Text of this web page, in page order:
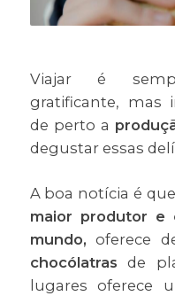
Viajar é
gratificante, mas
de perto a
degustar essas
A boa notícia é
maior produtor e
mundo, oferece
chocólatras de
lugares oferece